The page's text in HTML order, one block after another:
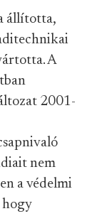
állította,
A
2001-
nem
a védelmi
hogy